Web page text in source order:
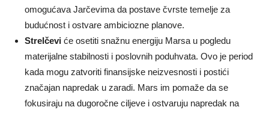
omogućava Jarčevima da postave čvrste temelje za
budućnost i ostvare ambiciozne planove.
Strelčevi će osetiti snažnu energiju Marsa u pogledu
materijalne stabilnosti i poslovnih poduhvata. Ovo je period
kada mogu zatvoriti finansijske neizvesnosti i postići
značajan napredak u zaradi. Mars im pomaže da se
fokusiraju na dugoročne ciljeve i ostvaruju napredak na